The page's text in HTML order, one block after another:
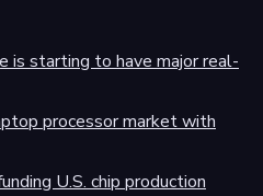
is starting to have major real-
processor market with
U.S. chip production